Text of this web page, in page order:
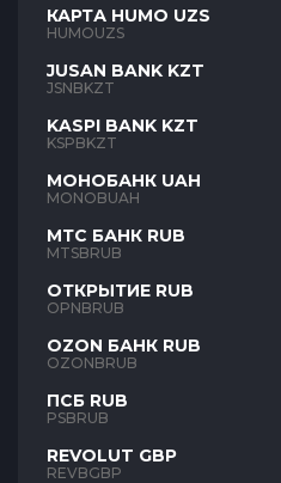
КАРТА HUMO UZS
HUMOUZS
JUSAN BANK KZT
JSNBKZT
KASPI BANK KZT
KSPBKZT
МОНОБАНК UAH
MONOBUAH
МТС БАНК RUB
MTSBRUB
ОТКРЫТИЕ RUB
OPNBRUB
OZON БАНК RUB
OZONBRUB
ПСБ RUB
PSBRUB
REVOLUT GBP
REVBGBP